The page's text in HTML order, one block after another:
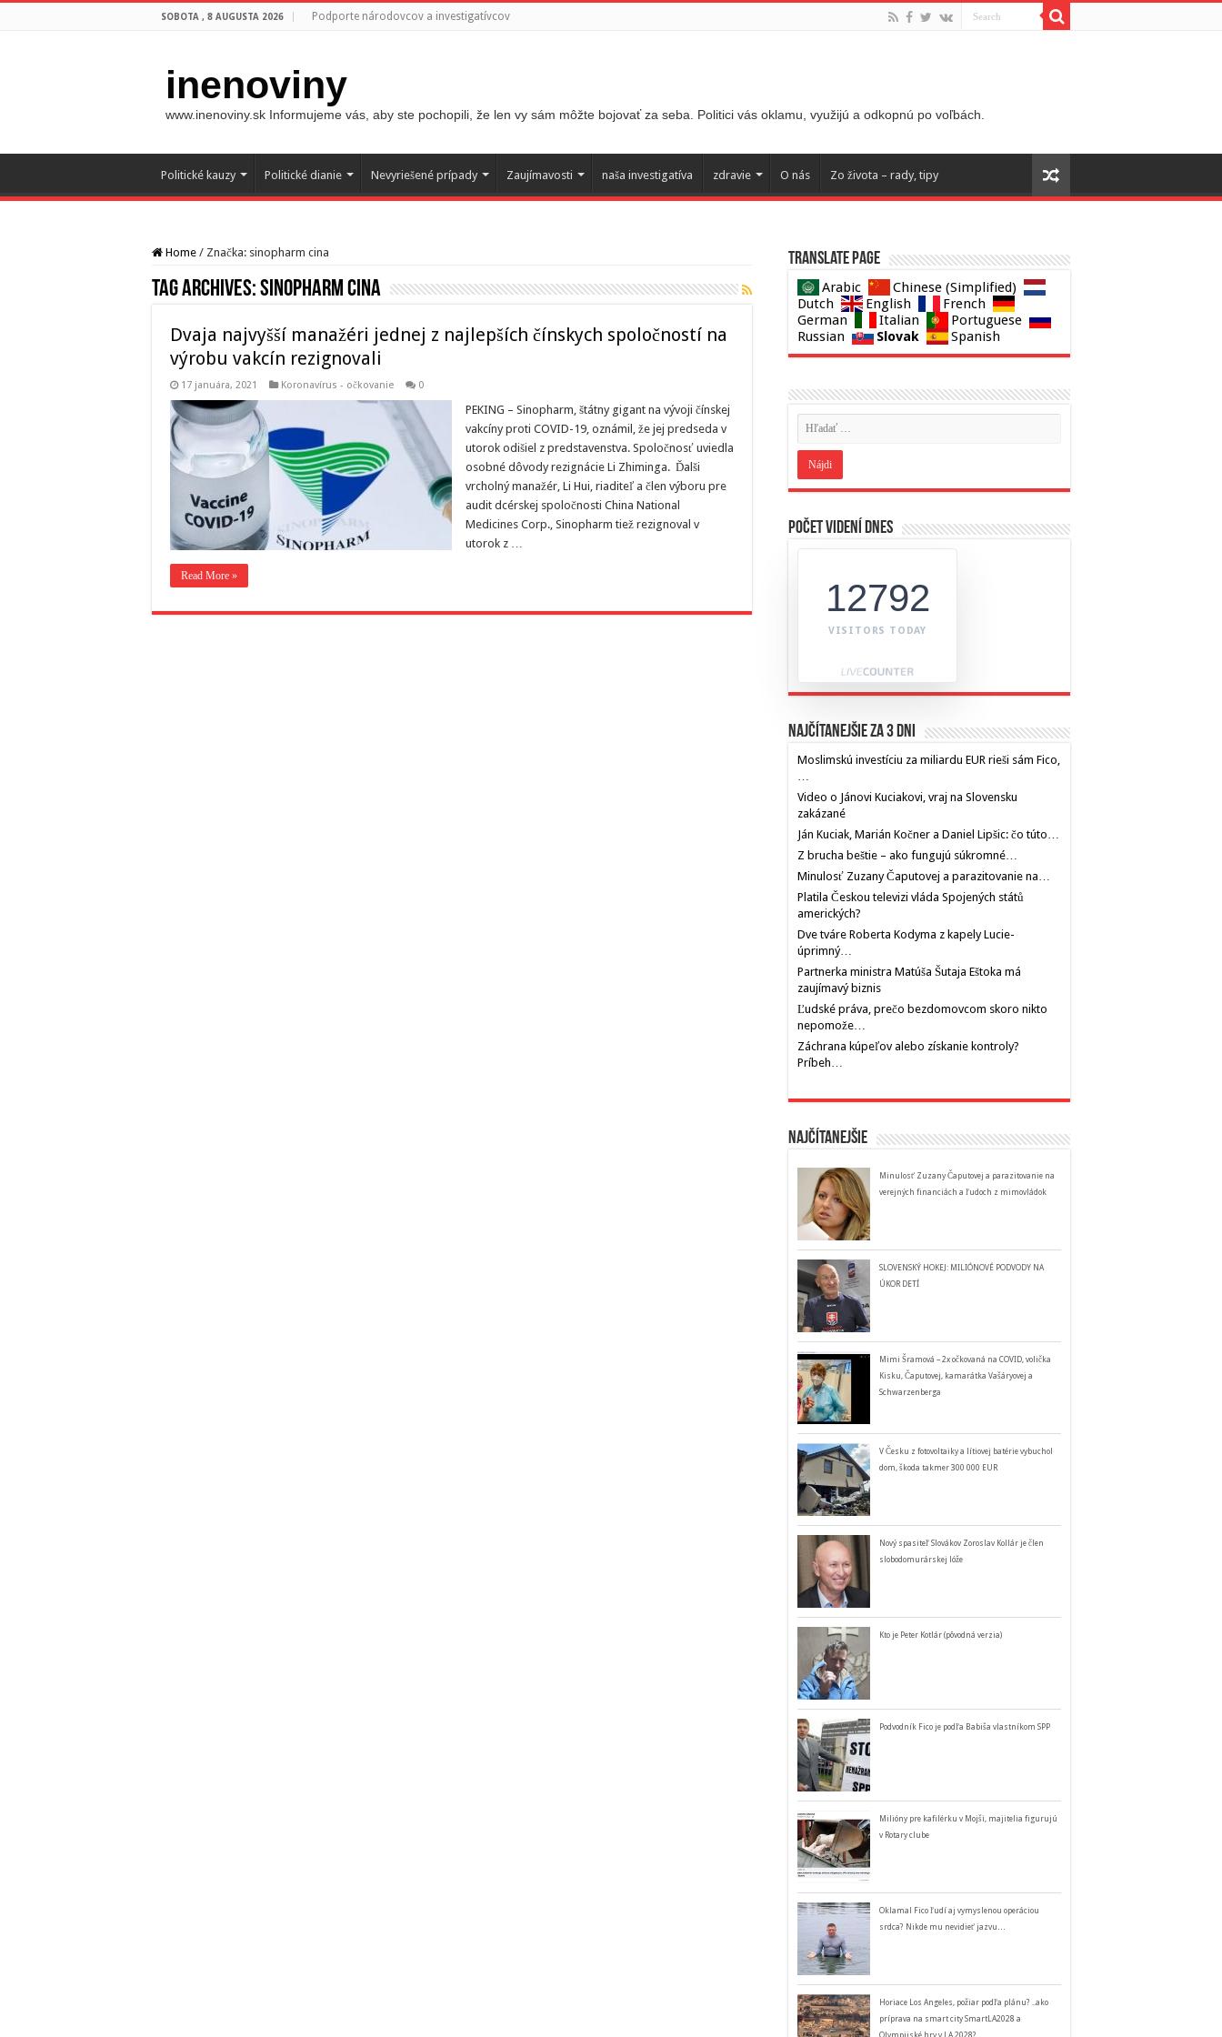
SOBOTA , 8 AUGUSTA 2026 Podporte národovcov a investigatívcov
inenoviny
www.inenoviny.sk Informujeme vás, aby ste pochopili, že len vy sám môžte bojovať za seba. Politici vás oklamu, využijú a odkopnú po voľbách.
Politické kauzy Politické dianie Nevyriešené prípady Zaujímavosti naša investigatíva zdravie O nás Zo života – rady, tipy
Home / Značka: sinopharm cina
Tag Archives:sinopharm cina
Dvaja najvyšší manažéri jednej z najlepších čínskych spoločností na
výrobu vakcín rezignovali
17 januára, 2021 Koronavírus - očkovanie 0
PEKING – Sinopharm, štátny gigant na vývoji čínskej
vakcíny proti COVID-19, oznámil, že jej predseda v
utorok odišiel z predstavenstva. Spoločnosť uviedla
osobné dôvody rezignácie Li Zhiminga. Ďalši
vrcholný manažér, Li Hui, riaditeľ a člen výboru pre
audit dcérskej spoločnosti China National
Medicines Corp., Sinopharm tiež rezignoval v
utorok z …
Read More »
Translate page
Arabic
Chinese (Simplified)
Dutch
English
French
German
Italian
Portuguese
Russian
Slovak Spanish
Počet videní dnes
12792
VISITORS TODAY
Najčítanejšie za 3 dni
Moslimskú investíciu za miliardu EUR rieši sám Fico,
…
Video o Jánovi Kuciakovi, vraj na Slovensku
zakázané
Ján Kuciak, Marián Kočner a Daniel Lipšic: čo túto…
Z brucha beštie – ako fungujú súkromné…
Minulosť Zuzany Čaputovej a parazitovanie na…
Platila Českou televizi vláda Spojených států
amerických?
Dve tváre Roberta Kodyma z kapely Lucie-
úprimný…
Partnerka ministra Matúša Šutaja Eštoka má
zaujímavý biznis
Ľudské práva, prečo bezdomovcom skoro nikto
nepomože…
Záchrana kúpeľov alebo získanie kontroly?
Príbeh…
Najčítanejšie
Minulosť Zuzany Čaputovej a parazitovanie na
verejných financiách a ľudoch z mimovládok
SLOVENSKÝ HOKEJ: MILIÓNOVÉ PODVODY NA
ÚKOR DETÍ
Mimi Šramová – 2x očkovaná na COVID, volička
Kisku, Čaputovej, kamarátka Vašáryovej a
Schwarzenberga
V Česku z fotovoltaiky a lítiovej batérie vybuchol
dom, škoda takmer 300 000 EUR
Nový spasiteľ Slovákov Zoroslav Kollár je člen
slobodomurárskej lóže
Kto je Peter Kotlár (pôvodná verzia)
Podvodník Fico je podľa Babiša vlastníkom SPP
Milióny pre kafilérku v Mojši, majitelia figurujú
v Rotary clube
Oklamal Fico ľudí aj vymyslenou operáciou
srdca? Nikde mu nevidieť jazvu…
Horiace Los Angeles, požiar podľa plánu? ..ako
príprava na smart city SmartLA2028 a